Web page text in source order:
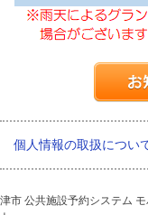
個人情報の取扱につい
津市 公共施設予約システム